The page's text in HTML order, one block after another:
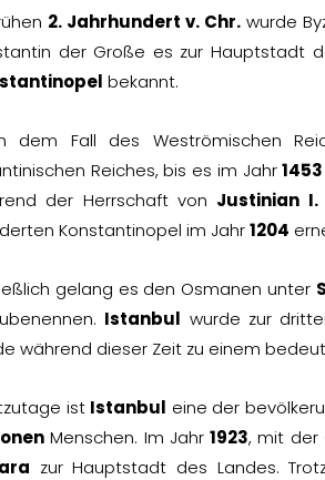
2. Jahrhundert v. Chr. wurde
der Große es zur Hauptstadt
bekannt.
dem Fall des Weströmischen
Reiches, bis es im Jahr1453
der Herrschaft von Justinian I.
Konstantinopel im Jahr1204
gelang es den Osmanen unter
Istanbul wurde zur
während dieser Zeit zu einem
ist Istanbul eine der
Menschen. Im Jahr1923, mit der
zur Hauptstadt des Landes.